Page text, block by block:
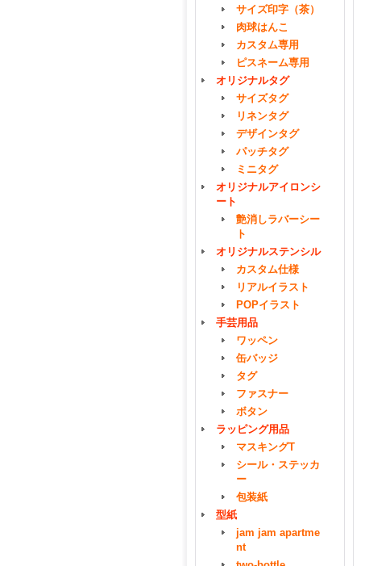
サイズ印字（茶）
肉球はんこ
カスタム専用
ピスネーム専用
オリジナルタグ
サイズタグ
リネンタグ
デザインタグ
パッチタグ
ミニタグ
オリジナルアイロンシ
ート
艶消しラバーシー
ト
オリジナルステンシル
カスタム仕様
リアルイラスト
POPイラスト
手芸用品
ワッペン
缶バッジ
タグ
ファスナー
ボタン
ラッピング用品
マスキングT
シール・ステッカ
ー
包装紙
型紙
jam jam apartme
nt